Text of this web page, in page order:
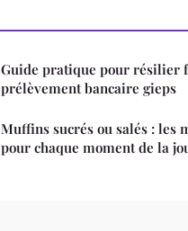
Guide pratique pour résilier
prélèvement bancaire gieps
Muffins sucrés ou salés : les
pour chaque moment de la